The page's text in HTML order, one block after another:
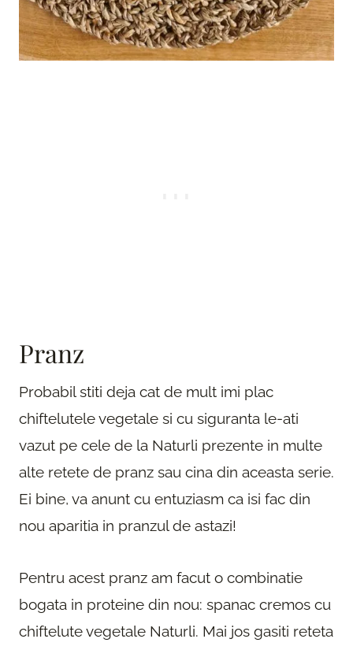
Pranz
Probabil stiti deja cat de mult imi plac
chiftelutele vegetale si cu siguranta le-ati
vazut pe cele de la Naturli prezente in multe
alte retete de pranz sau cina din aceasta serie.
Ei bine, va anunt cu entuziasm ca isi fac din
nou aparitia in pranzul de astazi!
Pentru acest pranz am facut o combinatie
bogata in proteine din nou: spanac cremos cu
chiftelute vegetale Naturli. Mai jos gasiti reteta